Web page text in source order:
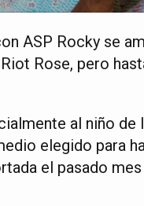
ASP Rocky se
Rose, pero
al niño
elegido para
el pasado